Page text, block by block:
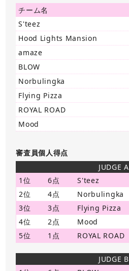
チーム名
S'teez
Hood Lights Mansion
amaze
BLOW
Norbulingka
Flying Pizza
ROYAL ROAD
Mood
審査員個人得点
JUDGE A
1位
6点
S'teez
2位
4点
Norbulingka
3位
3点
Flying Pizza
4位
2点
Mood
5位
1点 ROYAL ROAD
JUDGE B